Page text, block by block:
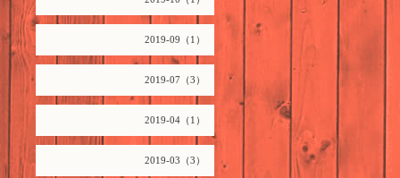
2019-09（1）
2019-07（3）
2019-04（1）
2019-03（3）